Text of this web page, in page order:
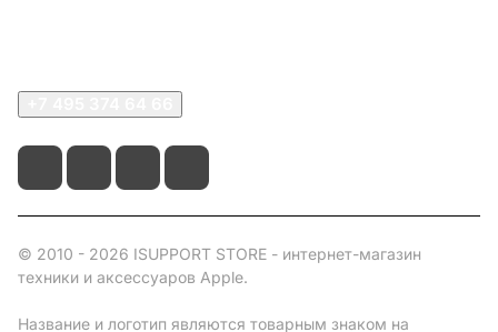
© 2010 - 2026 ISUPPORT STORE - интернет-магазин
техники и аксессуаров Apple.
Название и логотип являются товарным знаком на